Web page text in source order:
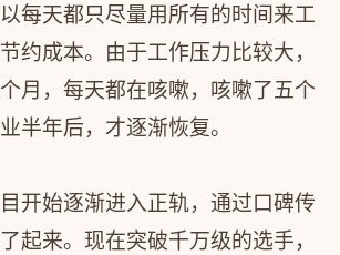
每天都只尽量用所有的时间来工
约成本。由于工作压力比较大，
月，每天都在咳嗽，咳嗽了五个
半年后，才逐渐恢复。
开始逐渐进入正轨，通过口碑传
起来。现在突破千万级的选手，